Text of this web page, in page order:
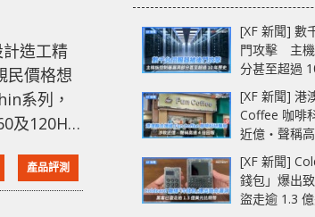
造工精
民價格想
系列，
及120Hz
重量跟
為主，設
產品評測
[XF 新聞] 數
門攻擊 主機
分甚至超過
[XF 新聞] 港
Coffee 咖啡
近億‧聲稱
[XF 新聞]
錢包」爆出
盜走逾 1.3